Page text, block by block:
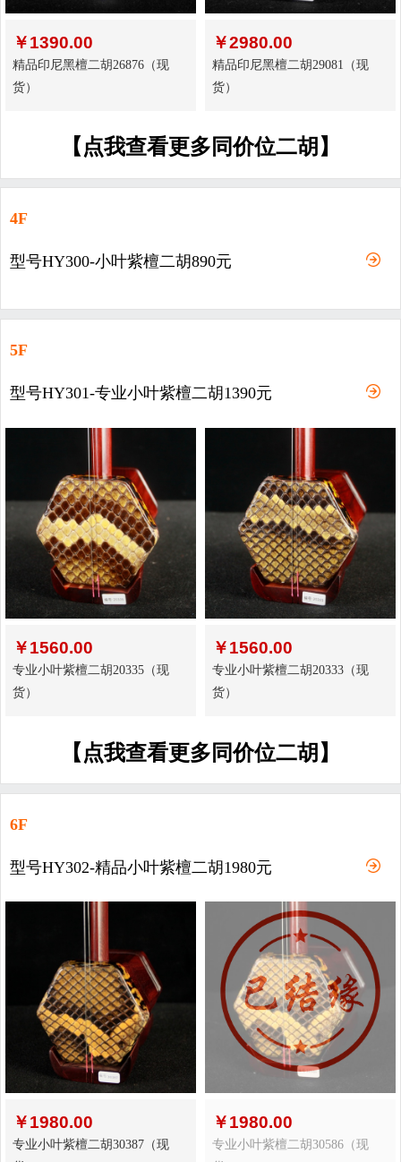
￥1390.00
精品印尼黑檀二胡26876（现
货）
￥2980.00
精品印尼黑檀二胡29081（现
货）
【点我查看更多同价位二胡】
4F
型号HY300-小叶紫檀二胡890元
5F
型号HY301-专业小叶紫檀二胡1390元
￥1560.00
专业小叶紫檀二胡20335（现
货）
￥1560.00
专业小叶紫檀二胡20333（现
货）
【点我查看更多同价位二胡】
6F
型号HY302-精品小叶紫檀二胡1980元
￥1980.00
专业小叶紫檀二胡30387（现
￥1980.00
专业小叶紫檀二胡30586（现